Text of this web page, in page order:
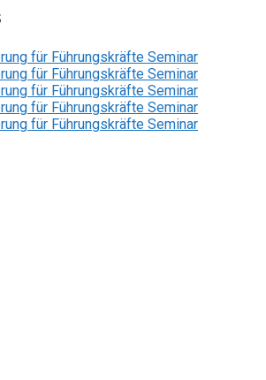
für Führungskräfte Seminar
für Führungskräfte Seminar
für Führungskräfte Seminar
für Führungskräfte Seminar
für Führungskräfte Seminar